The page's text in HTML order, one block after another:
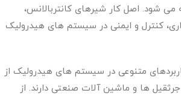
می شود. اصل کار شیرهای کانتربالانس،
کنترل و ایمنی در سیستم های هیدرولیک
متنوعی در سیستم های هیدرولیک از
ها و ماشین آلات صنعتی دارند. از